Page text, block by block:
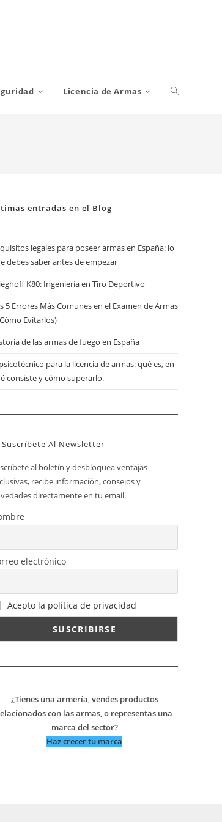
Licencia de Armas Alternar
entradas en el Blog
legales para poseer armas en España: lo
debes saber antes de empezar
K80: Ingeniería en Tiro Deportivo
5 Errores Más Comunes en el Examen de Armas
Evitarlos)
de las armas de fuego en España
para la licencia de armas: qué es, en
consiste y cómo superarlo.
Suscríbete Al Newsletter
al boletín y desbloquea ventajas
recibe información, consejos y
directamente en tu email.
electrónico
Acepto la política de privacidad
¿Tienes una armería, vendes productos
con las armas, o representas una
marca del sector?
Haz crecer tu marca